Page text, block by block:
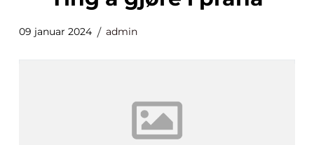
09 januar 2024 admin